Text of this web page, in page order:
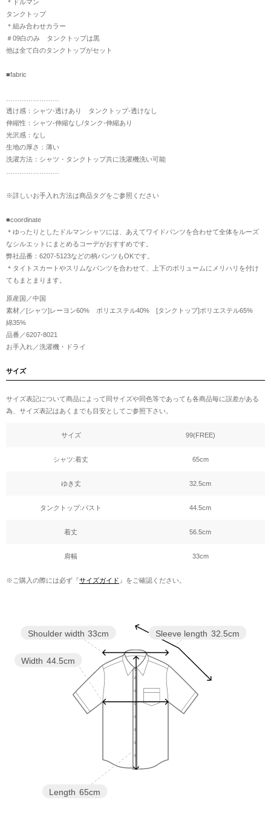
＊ドルマン
タンクトップ
＊組み合わせカラー
＃09白のみ タンクトップは黒
他は全て白のタンクトップがセット
■fabric
……………………
透け感：シャツ-透けあり タンクトップ-透けなし
伸縮性：シャツ-伸縮なし/タンク-伸縮あり
光沢感：なし
生地の厚さ：薄い
洗濯方法：シャツ・タンクトップ共に洗濯機洗い可能
……………………
※詳しいお手入れ方法は商品タグをご参照ください
■coordinate
＊ゆったりとしたドルマンシャツには、あえてワイドパンツを合わせて全体をルーズ
なシルエットにまとめるコーデがおすすめです。
弊社品番：6207-5123などの柄パンツもOKです。
＊タイトスカートやスリムなパンツを合わせて、上下のボリュームにメリハリを付け
てもまとまります。
原産国／中国
素材／[シャツ]レーヨン60% ポリエステル40% [タンクトップ]ポリエステル65%
綿35%
品番／6207-8021
お手入れ／洗濯機・ドライ
サイズ
サイズ表記について商品によって同サイズや同色等であっても各商品毎に誤差がある
為、サイズ表記はあくまでも目安としてご参照下さい。
サイズ 99(FREE)
シャツ:着丈 65cm
ゆき丈 32.5cm
タンクトップ:バスト 44.5cm
着丈 56.5cm
肩幅 33cm
※ご購入の際には必ず『サイズガイド』をご確認ください。
Sleeve length 32.5cm
Length 65cm
Width 44.5cm
Shoulder width 33cm